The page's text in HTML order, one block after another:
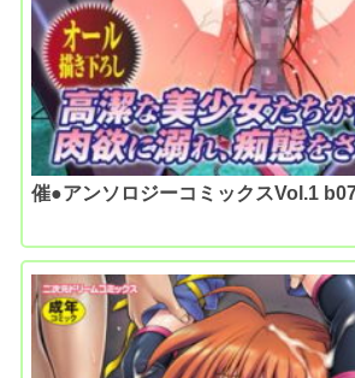
催●アンソロジーコミックスVol.1